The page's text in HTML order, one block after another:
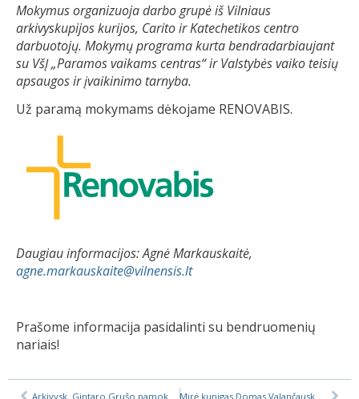
Mokymus organizuoja darbo grupė iš Vilniaus
arkivyskupijoskurijos, Carito ir Katechetikos centro
darbuotojų. Mokymų programa kurta bendradarbiaujant
su VšĮ„Paramos vaikams centras“ir Valstybės vaiko teisių
apsaugos ir įvaikinimo tarnyba.
Už paramą mokymams dėkojame RENOVABIS.
Daugiau informacijos: Agnė Markauskaitė,
agne.markauskaite@vilnensis.lt
Prašome informacija pasidalinti su bendruomenių
nariais!